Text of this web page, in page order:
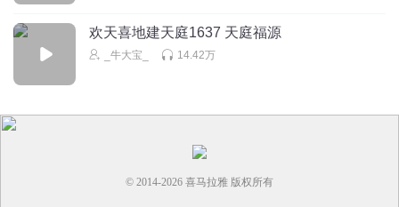
欢天喜地建天庭1637 天庭福源
_牛大宝_ 14.42万
© 2014-2026 喜马拉雅 版权所有